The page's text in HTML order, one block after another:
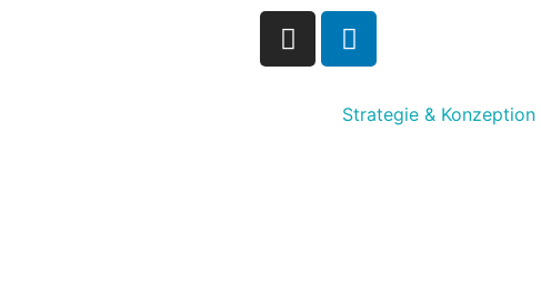
Strategie & Konzeption